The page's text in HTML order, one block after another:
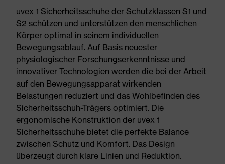
uvex 1 Sicherheitsschuhe der Schutzklassen S1 und
S2 schützen und unterstützen den menschlichen
Körper optimal in seinem individuellen
Bewegungsablauf. Auf Basis neuester
physiologischer Forschungserkenntnisse und
innovativer Technologien werden die bei der Arbeit
auf den Bewegungsapparat wirkenden
Belastungen reduziert und das Wohlbefinden des
Sicherheitsschuh-Trägers optimiert. Die
ergonomische Konstruktion der uvex 1
Sicherheitsschuhe bietet die perfekte Balance
zwischen Schutz und Komfort. Das Design
überzeugt durch klare Linien und Reduktion.